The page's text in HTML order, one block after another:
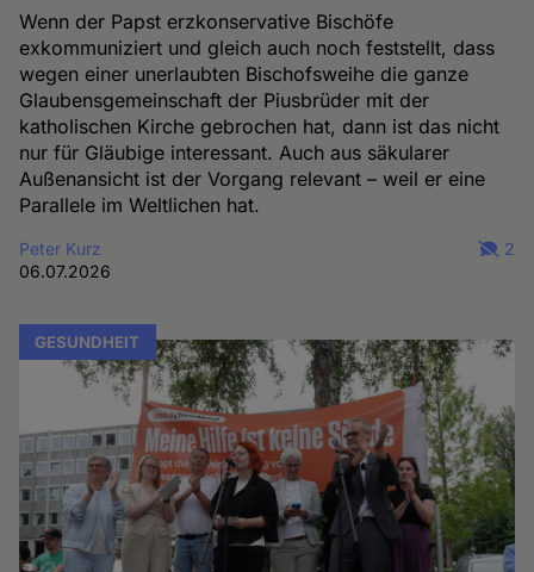
Wenn der Papst erzkonservative Bischöfe
exkommuniziert und gleich auch noch feststellt, dass
wegen einer unerlaubten Bischofsweihe die ganze
Glaubensgemeinschaft der Piusbrüder mit der
katholischen Kirche gebrochen hat, dann ist das nicht
nur für Gläubige interessant. Auch aus säkularer
Außenansicht ist der Vorgang relevant – weil er eine
Parallele im Weltlichen hat.
Peter Kurz
06.07.2026
2
GESUNDHEIT